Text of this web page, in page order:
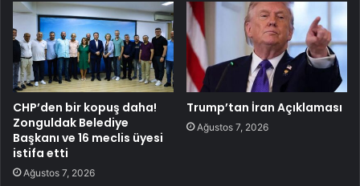
CHP’den bir kopuş daha!
Zonguldak Belediye
Başkanı ve 16 meclis üyesi
istifa etti
Ağustos 7, 2026
Trump’tan İran Açıklaması
Ağustos 7, 2026